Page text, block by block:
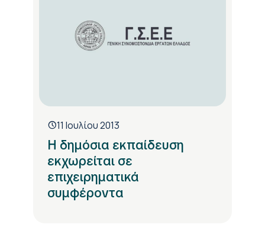
11 Ιουλίου 2013
Η δημόσια εκπαίδευση
εκχωρείται σε
επιχειρηματικά
συμφέροντα